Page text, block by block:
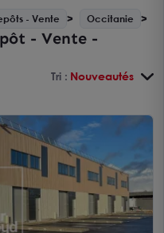
- Vente Occitanie
- Vente -
Tri : Nouveautés